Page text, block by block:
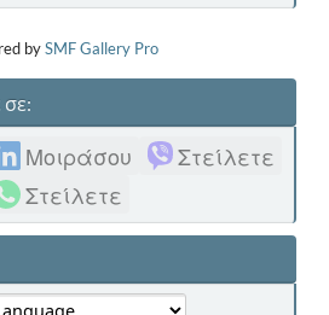
bySMF Gallery Pro
Μοιράσου
Στείλετε
Στείλετε